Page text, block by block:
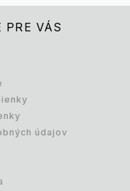
PRE VÁS
údajov